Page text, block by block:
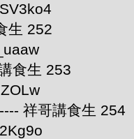
生 252
食生 253
祥哥講食生 254